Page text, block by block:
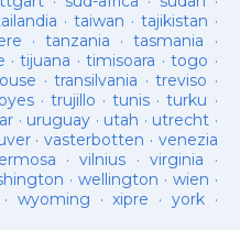
·taiwan · tajikistan ·
· tanzania ·tasmania ·
·tijuana ·timisoara ·togo ·
·transilvania ·treviso ·
·trujillo ·tunis ·turku ·
· uruguay · utah · utrecht ·
· vasterbotten · venezia
·vilnius ·virginia ·
· wellington · wien ·
· wyoming ·xipre · york·